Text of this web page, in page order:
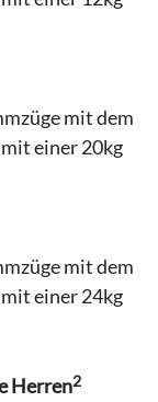
mit dem
einer 20kg
mit dem
einer 24kg
Herren2